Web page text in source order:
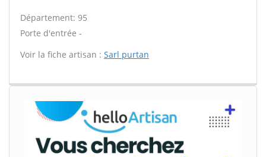
Département: 95
Porte d'entrée -
Voir la fiche artisan : Sarl purtan